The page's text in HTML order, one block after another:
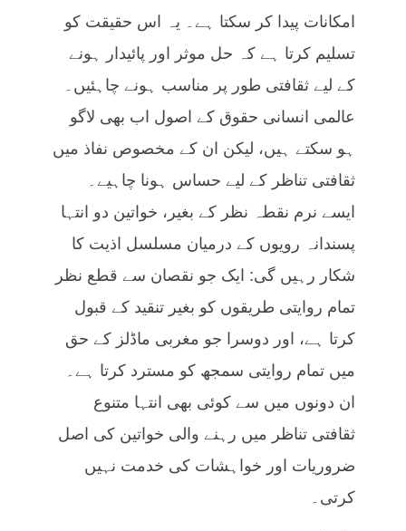
امکانات پیدا کر سکتا ہے۔ یہ اس حقیقت کو
تسلیم کرتا ہے کہ حل موثر اور پائیدار ہونے
کے لیے ثقافتی طور پر مناسب ہونے چاہئیں۔
عالمی انسانی حقوق کے اصول اب بھی لاگو
ہو سکتے ہیں، لیکن ان کے مخصوص نفاذ میں
ثقافتی تناظر کے لیے حساس ہونا چاہیے۔
ایسے نرم نقطہ نظر کے بغیر، خواتین دو انتہا
پسندانہ رویوں کے درمیان مسلسل اذیت کا
شکار رہیں گی: ایک جو نقصان سے قطع نظر
تمام روایتی طریقوں کو بغیر تنقید کے قبول
کرتا ہے، اور دوسرا جو مغربی ماڈلز کے حق
میں تمام روایتی سمجھ کو مسترد کرتا ہے۔
ان دونوں میں سے کوئی بھی انتہا متنوع
ثقافتی تناظر میں رہنے والی خواتین کی اصل
ضروریات اور خواہشات کی خدمت نہیں
کرتی۔